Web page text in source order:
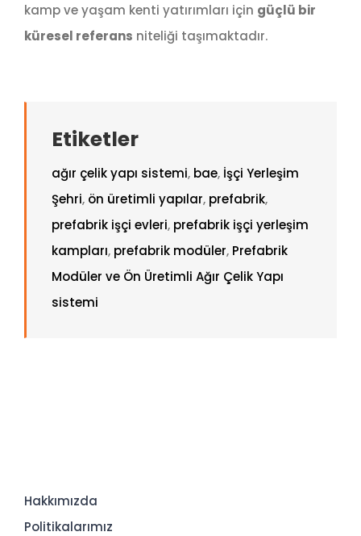
kamp ve yaşam kenti yatırımları için güçlü bir
küresel referans niteliği taşımaktadır.
Etiketler
ağır çelik yapı sistemi, bae, İşçi Yerleşim
Şehri, ön üretimli yapılar, prefabrik,
prefabrik işçi evleri, prefabrik işçi yerleşim
kampları, prefabrik modüler, Prefabrik
Modüler ve Ön Üretimli Ağır Çelik Yapı
sistemi
Hakkımızda
Politikalarımız